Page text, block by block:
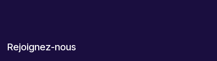
Rejoignez-nous